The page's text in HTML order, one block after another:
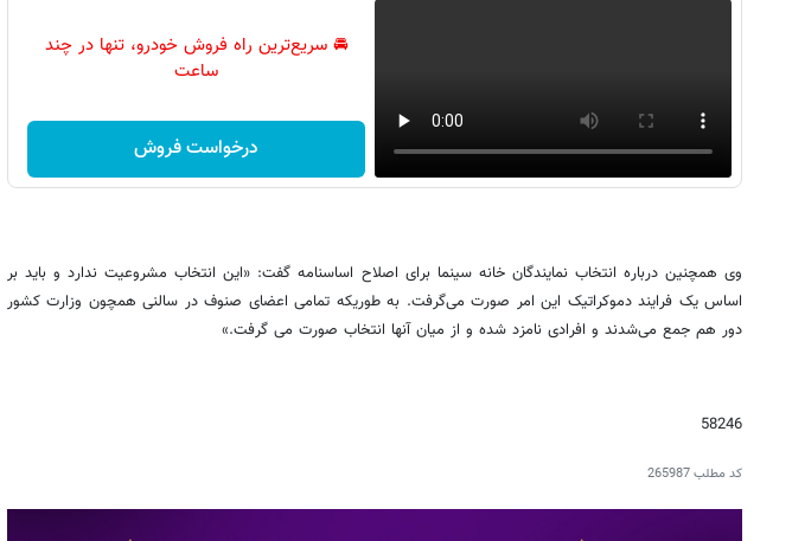
🚘 سریع‌ترین راه فروش خودرو، تنها در چند
ساعت
درخواست فروش
وی همچنین درباره انتخاب نمایندگان خانه سینما برای اصلاح اساسنامه گفت: «این انتخاب مشروعیت ندارد و باید بر
اساس یک فرایند دموکراتیک این امر صورت می‌گرفت. به طوریکه تمامی اعضای صنوف در سالنی همچون وزارت کشور
دور هم جمع می‌شدند و افرادی نامزد شده و از میان آنها انتخاب صورت می گرفت.»
58246
کد مطلب265987